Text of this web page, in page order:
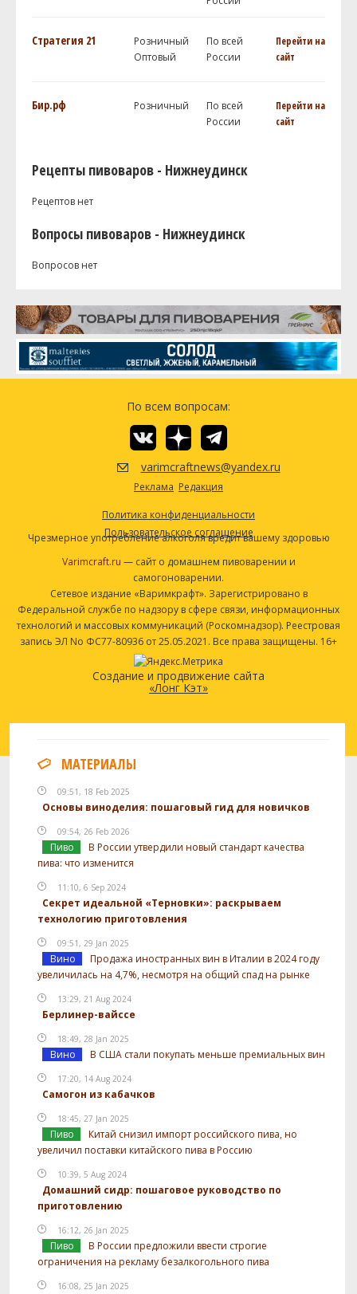
Стратегия 21
Розничный
Оптовый
По всей
России
Перейти на
сайт
Бир.рф Розничный
По всей
России
Перейти на
сайт
Рецепты пивоваров - Нижнеудинск
Рецептов нет
Вопросы пивоваров - Нижнеудинск
Вопросов нет
По всем вопросам:
varimcraftnews@yandex.ru
Реклама Редакция
Политика конфиденциальности
Пользовательское соглашение
Чрезмерное употребление алкоголя вредит вашему здоровью
Varimcraft.ru — сайт о домашнем пивоварении и
самогоноварении.
Сетевое издание «Варимкрафт». Зарегистрировано в
Федеральной службе по надзору в сфере связи, информационных
технологий и массовых коммуникаций (Роскомнадзор). Реестровая
запись ЭЛ No ФС77-80936 от 25.05.2021. Все права защищены. 16+
Создание и продвижение сайта
«Лонг Кэт»
МАТЕРИАЛЫ
09:51, 18 Feb 2025
Основы виноделия: пошаговый гид для новичков
09:54, 26 Feb 2026
Пиво
В России утвердили новый стандарт качества
пива: что изменится
11:10, 6 Sep 2024
Секрет идеальной «Терновки»: раскрываем
технологию приготовления
09:51, 29 Jan 2025
Вино
Продажа иностранных вин в Италии в 2024 году
увеличилась на 4,7%, несмотря на общий спад на рынке
13:29, 21 Aug 2024
Берлинер-вайссе
18:49, 28 Jan 2025
Вино В США стали покупать меньше премиальных вин
17:20, 14 Aug 2024
Самогон из кабачков
18:45, 27 Jan 2025
Пиво
Китай снизил импорт российского пива, но
увеличил поставки китайского пива в Россию
10:39, 5 Aug 2024
Домашний сидр: пошаговое руководство по
приготовлению
16:12, 26 Jan 2025
Пиво
В России предложили ввести строгие
ограничения на рекламу безалкогольного пива
16:08, 25 Jan 2025